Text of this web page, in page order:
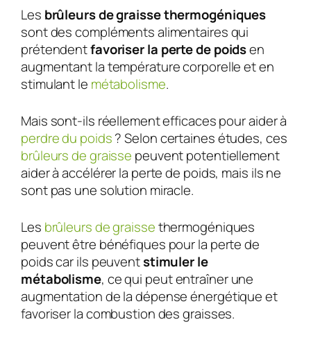
Les brûleurs de graisse thermogéniques
sont des compléments alimentaires qui
prétendentfavoriser la perte de poidsen
augmentant la température corporelle et en
stimulant le métabolisme.
Mais sont-ils réellement efficaces pour aider à
perdre du poids? Selon certaines études, ces
brûleurs de graisse peuvent potentiellement
aider à accélérer la perte de poids, mais ils ne
sont pas une solution miracle.
Les brûleurs de graissethermogéniques
peuvent être bénéfiques pour la perte de
poids car ils peuventstimuler le
métabolisme, ce qui peut entraîner une
augmentation de la dépense énergétique et
favoriser la combustion des graisses.